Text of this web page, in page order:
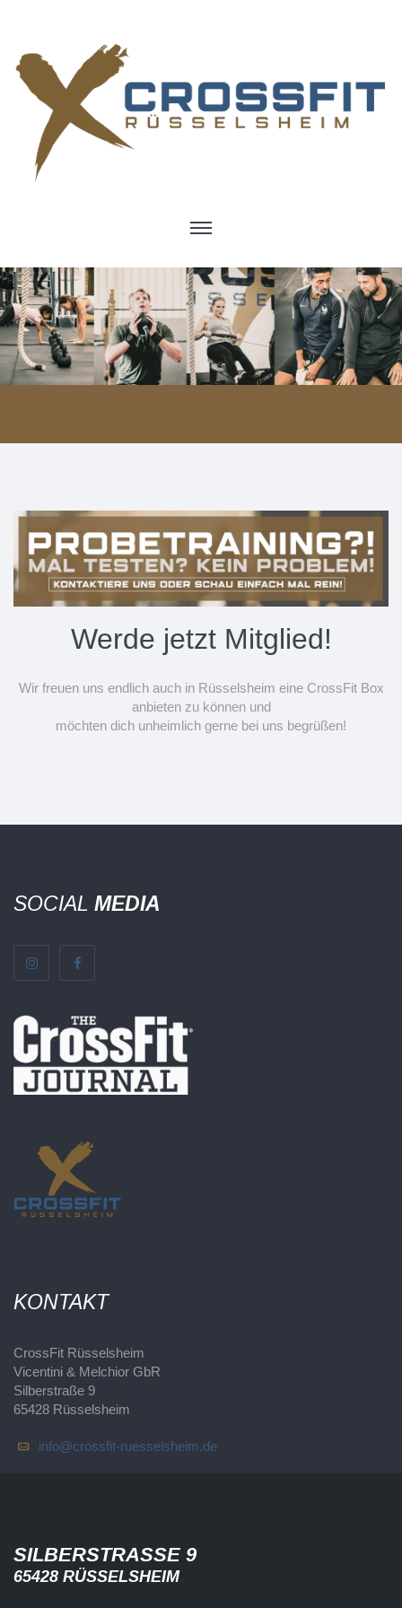
Werde jetzt Mitglied!
Wir freuen uns endlich auch in Rüsselsheim eine CrossFit Box
anbieten zu können und
möchten dich unheimlich gerne bei uns begrüßen!
SOCIAL MEDIA
KONTAKT
CrossFit Rüsselsheim
Vicentini & Melchior GbR
Silberstraße 9
65428 Rüsselsheim
info@crossfit-ruesselsheim.de
SILBERSTRASSE 9
65428 RÜSSELSHEIM